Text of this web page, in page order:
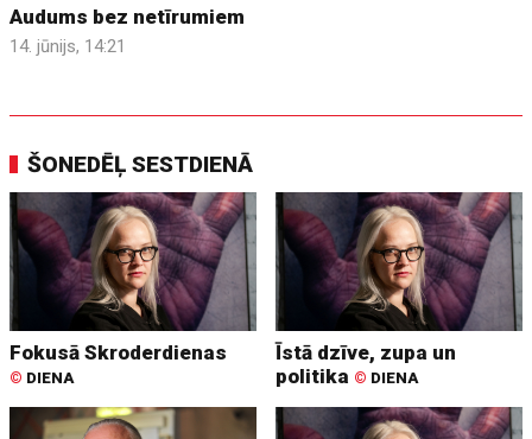
Audums bez netīrumiem
14. jūnijs, 14:21
ŠONEDĒĻ SESTDIENĀ
Fokusā Skroderdienas
© DIENA
Īstā dzīve, zupa un
politika © DIENA